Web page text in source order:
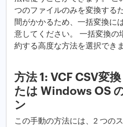
つのファイルのみを変換する
間がかかるため、一括変換に
意してください。 一括変換の
約する高度な方法を選択できま
方法 1: VCF CSV変
たは Windows OS
ン
この手動の方法には、2 つの